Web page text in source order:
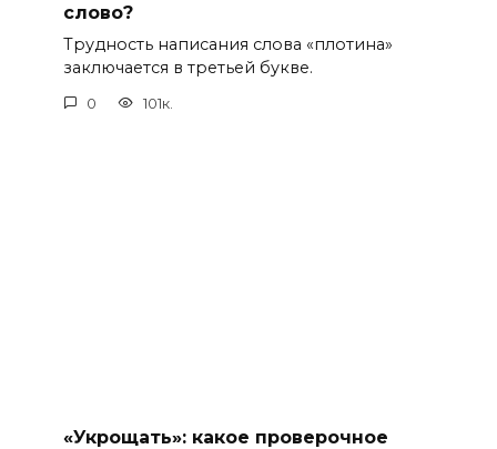
слово?
Трудность написания слова «плотина»
заключается в третьей букве.
0 101к.
«Укрощать»: какое проверочное